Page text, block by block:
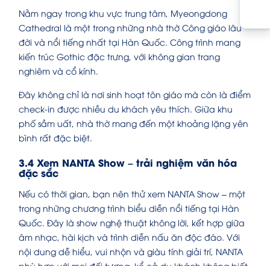
Nằm ngay trong khu vực trung tâm, Myeongdong
Cathedral là một trong những nhà thờ Công giáo lâu
đời và nổi tiếng nhất tại Hàn Quốc. Công trình mang
kiến trúc Gothic đặc trưng, với không gian trang
nghiêm và cổ kính.
Đây không chỉ là nơi sinh hoạt tôn giáo mà còn là điểm
check-in được nhiều du khách yêu thích. Giữa khu
phố sầm uất, nhà thờ mang đến một khoảng lặng yên
bình rất đặc biệt.
3.4 Xem NANTA Show – trải nghiệm văn hóa
đặc sắc
Nếu có thời gian, bạn nên thử xem NANTA Show – một
trong những chương trình biểu diễn nổi tiếng tại Hàn
Quốc. Đây là show nghệ thuật không lời, kết hợp giữa
âm nhạc, hài kịch và trình diễn nấu ăn độc đáo. Với
nội dung dễ hiểu, vui nhộn và giàu tính giải trí, NANTA